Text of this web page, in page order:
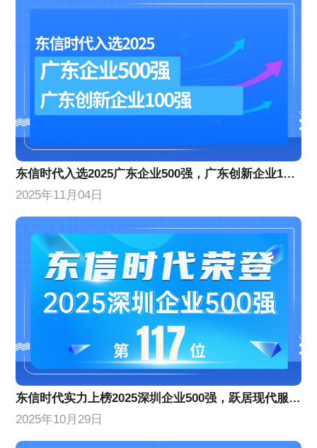
东信时代入选2025广东企业500强，广东创新企业100强
2025年11月04日
​东信时代实力上榜2025深圳企业500强，跃居现代服务业企业百强前列​​
2025年10月29日